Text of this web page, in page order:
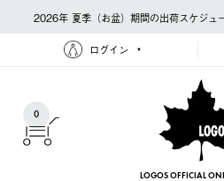
2026年 夏季（お盆）期間の出荷スケジュ
ログイン
0
LOGOS OFFICIAL